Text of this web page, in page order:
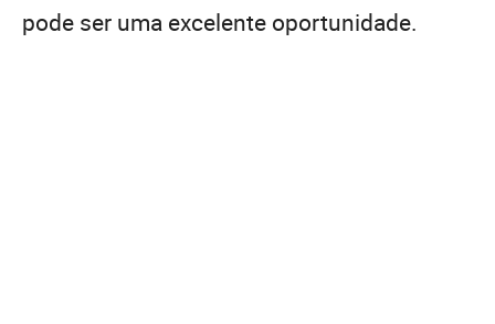
pode ser uma excelente oportunidade.